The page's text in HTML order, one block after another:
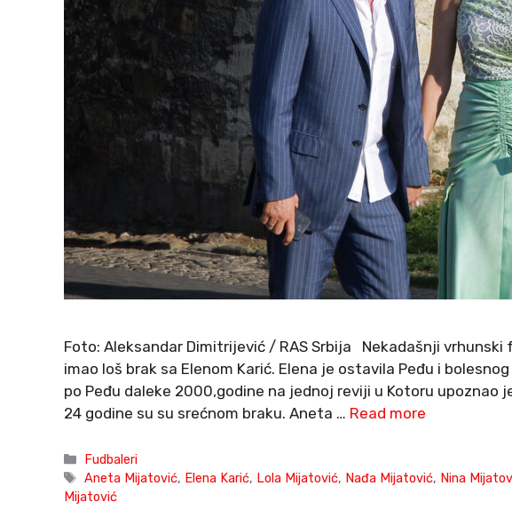
Foto: Aleksandar Dimitrijević / RAS Srbija Nekadašnji vrhunski
imao loš brak sa Elenom Karić. Elena je ostavila Peđu i
po Peđu daleke 2000,godine na jednoj reviji u Kotoru upoznao
24 godine su su srećnom braku. Aneta … Read more
Categories
Fudbaleri
Tags
Aneta Mijatović, Elena Karić, Lola Mijatović, Nađa Mijatović, Nina
Mijatović